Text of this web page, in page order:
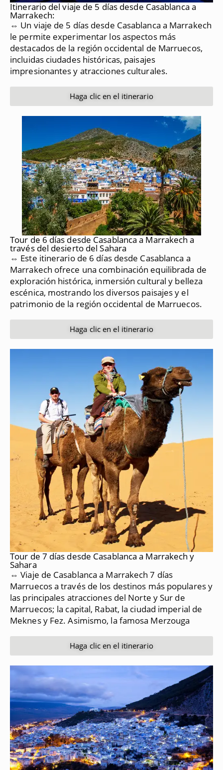
Itinerario del viaje de 5 días desde Casablanca a
Marrakech:
⇔ Un viaje de 5 días desde Casablanca a Marrakech
le permite experimentar los aspectos más
destacados de la región occidental de Marruecos,
incluidas ciudades históricas, paisajes
impresionantes y atracciones culturales.
Haga clic en el itinerario
Tour de 6 días desde Casablanca a Marrakech a
través del desierto del Sahara
⇔ Este itinerario de 6 días desde Casablanca a
Marrakech ofrece una combinación equilibrada de
exploración histórica, inmersión cultural y belleza
escénica, mostrando los diversos paisajes y el
patrimonio de la región occidental de Marruecos.
Haga clic en el itinerario
Tour de 7 días desde Casablanca a Marrakech y
Sahara
⇔ Viaje de Casablanca a Marrakech 7 días
Marruecos a través de los destinos más populares y
las principales atracciones del Norte y Sur de
Marruecos; la capital, Rabat, la ciudad imperial de
Meknes y Fez. Asimismo, la famosa Merzouga
Haga clic en el itinerario